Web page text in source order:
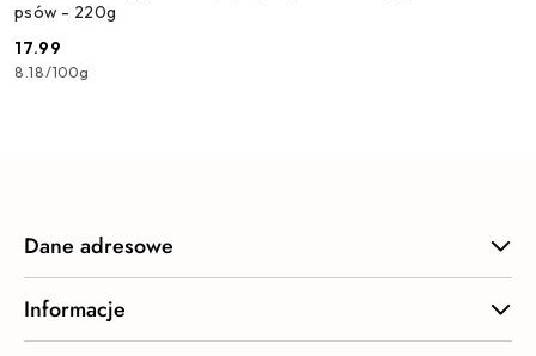
psów - 220g
Cena:
17.99
8.18/100g
Dane adresowe
Informacje